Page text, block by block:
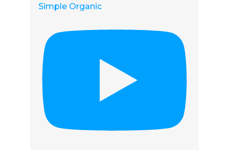
Simple Organic